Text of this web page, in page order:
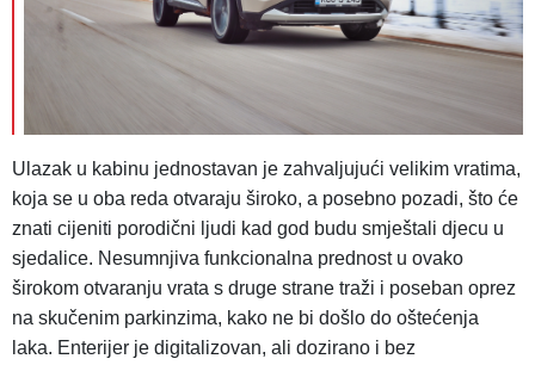
Ulazak u kabinu jednostavan je zahvaljujući velikim vratima,
koja se u oba reda otvaraju široko, a posebno pozadi, što će
znati cijeniti porodični ljudi kad god budu smještali djecu u
sjedalice. Nesumnjiva funkcionalna prednost u ovako
širokom otvaranju vrata s druge strane traži i poseban oprez
na skučenim parkinzima, kako ne bi došlo do oštećenja
laka. Enterijer je digitalizovan, ali dozirano i bez